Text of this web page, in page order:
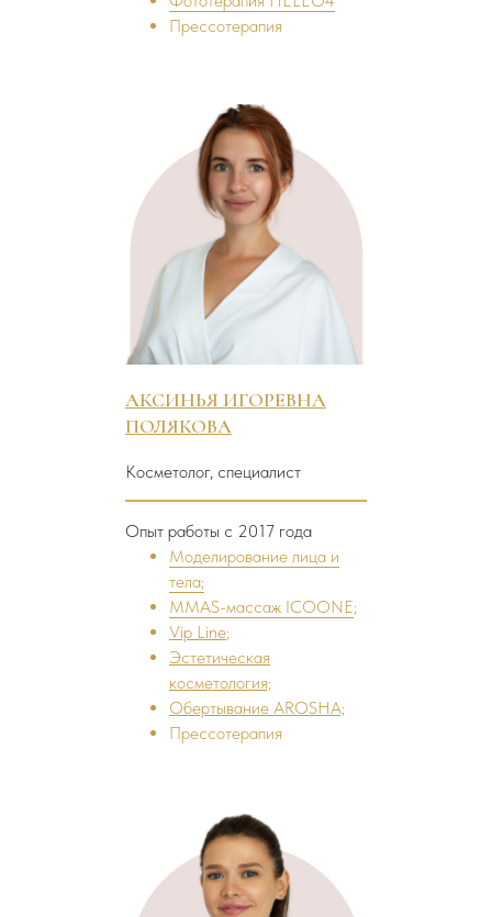
Прессотерапия
АКСИНЬЯ ИГОРЕВНА
ПОЛЯКОВА
Косметолог, специалист
Опыт работы с 2017 года
Моделирование лица и
тела;
MMAS-массаж ICOONE;
Vip Line;
Эстетическая
косметология;
Обертывание AROSHA;
Прессотерапия